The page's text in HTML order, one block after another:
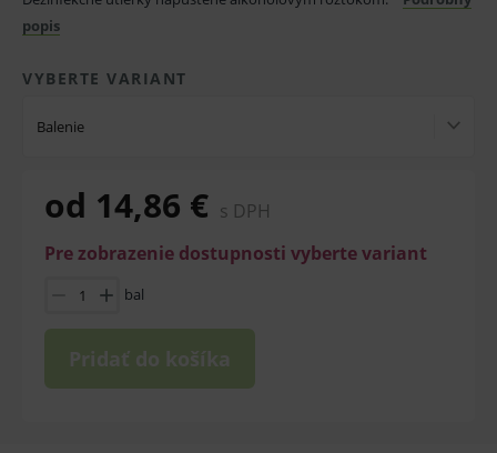
popis
VYBERTE VARIANT
Balenie
od 14,86 € s DPH
Pre zobrazenie dostupnosti vyberte variant
bal
Pridať do košíka